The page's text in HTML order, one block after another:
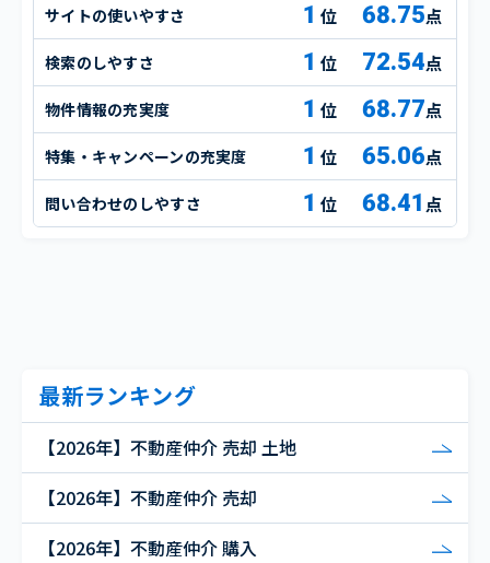
サイトの使いやすさ 1 68.75点
検索のしやすさ 1 72.54点
物件情報の充実度 1 68.77点
特集・キャンペーンの充実度 1 65.06点
問い合わせのしやすさ 1 68.41 点
最新ランキング
【2026年】不動産仲介 売却 土地
【2026年】不動産仲介 売却
【2026年】不動産仲介 購入